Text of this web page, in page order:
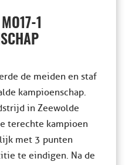
1
de meiden en staf
kampioenschap.
in Zeewolde
terechte kampioen
met 3 punten
te eindigen. Na de